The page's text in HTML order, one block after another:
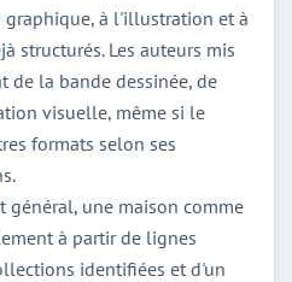
à l'illustration et à
structurés. Les auteurs mis
de la bande dessinée, de
visuelle, même si le
formats selon ses
général, une maison comme
à partir de lignes
identifiées et d'un